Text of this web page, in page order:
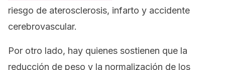
riesgo de aterosclerosis, infarto y accidente
cerebrovascular.
Por otro lado, hay quienes sostienen que la
reducción de peso y la normalización de los